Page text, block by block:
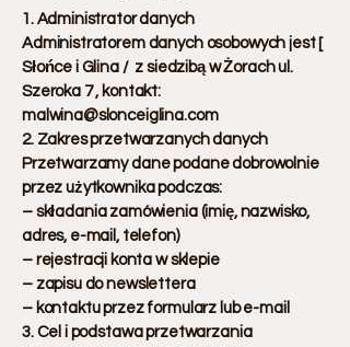
1. Administrator danych
Administratorem danych osobowych jest [
Słońce i Glina / z siedzibą w Żorach ul.
Szeroka 7 , kontakt:
malwina@slonceiglina.com
2. Zakres przetwarzanych danych
Przetwarzamy dane podane dobrowolnie
przez użytkownika podczas:
– składania zamówienia (imię, nazwisko,
adres, e-mail, telefon)
– rejestracji konta w sklepie
– zapisu do newslettera
– kontaktu przez formularz lub e-mail
3. Cel i podstawa przetwarzania